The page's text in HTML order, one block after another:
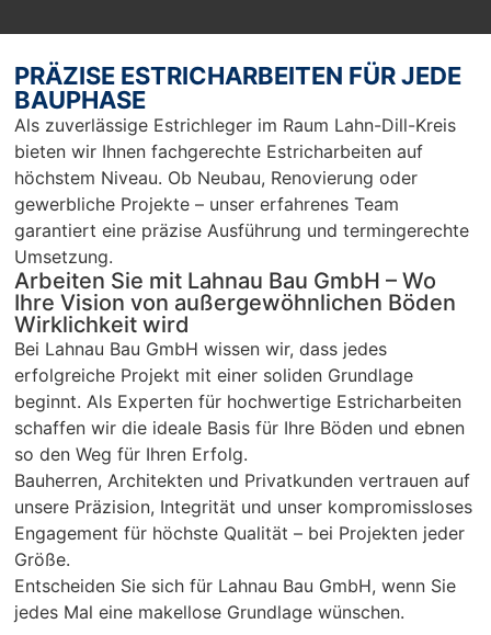
Nur zu
empfeh
len…
PRÄZISE ESTRICHARBEITEN FÜR JEDE
BAUPHASE
Als zuverlässige Estrichleger im Raum Lahn-Dill-Kreis
bieten wir Ihnen fachgerechte Estricharbeiten auf
höchstem Niveau. Ob Neubau, Renovierung oder
gewerbliche Projekte – unser erfahrenes Team
garantiert eine präzise Ausführung und termingerechte
Umsetzung.
Arbeiten Sie mit Lahnau Bau GmbH – Wo
Ihre Vision von außergewöhnlichen Böden
Wirklichkeit wird
Bei Lahnau Bau GmbH wissen wir, dass jedes
erfolgreiche Projekt mit einer soliden Grundlage
beginnt. Als Experten für hochwertige Estricharbeiten
schaffen wir die ideale Basis für Ihre Böden und ebnen
so den Weg für Ihren Erfolg.
Bauherren, Architekten und Privatkunden vertrauen auf
unsere Präzision, Integrität und unser kompromissloses
Engagement für höchste Qualität – bei Projekten jeder
Größe.
Entscheiden Sie sich für Lahnau Bau GmbH, wenn Sie
jedes Mal eine makellose Grundlage wünschen.